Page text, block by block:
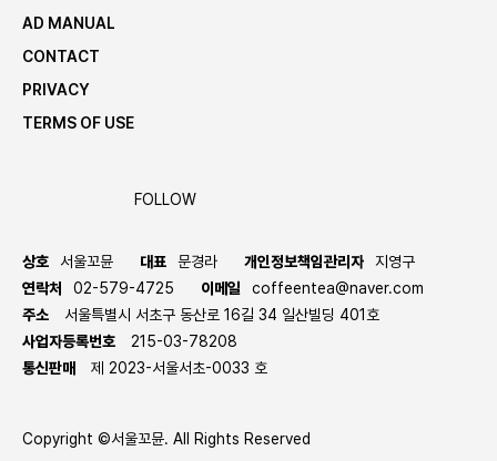
AD MANUAL
CONTACT
PRIVACY
TERMS OF USE
FOLLOW
상호 서울꼬뮨 대표 문경라 개인정보책임관리자
지영구
연락처
02-579-4725 이메일
coffeentea@naver.com
주소
서울특별시 서초구 동산로 16길 34 일산빌딩 401호
사업자등록번호
215-03-78208
통신판매
제 2023-서울서초-0033 호
Copyright ©서울꼬뮨. All Rights Reserved